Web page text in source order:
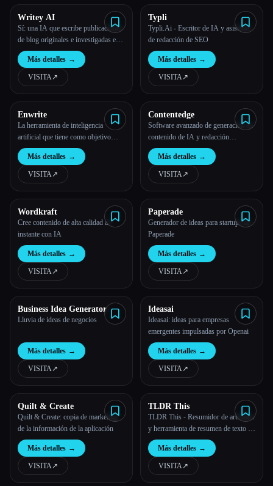
Writey AI
Sí: una IA que escribe publicaciones
de blog originales e investigadas en
minutos
Más detalles →
VISITA↗︎
Typli
Typli.Ai - Escritor de IA y asistente
de redacción de SEO
Más detalles →
VISITA↗︎
Enwrite
La herramienta de inteligencia
artificial que tiene como objetivo
ayudar a los escritores a ahorrar
tiempo, no a reemplazarlos.
Más detalles →
VISITA↗︎
Contentedge
Software avanzado de generación de
contenido de IA y redacción
publicitaria SEO
Más detalles →
VISITA↗︎
Wordkraft
Cree contenido de alta calidad al
instante con IA
Más detalles →
VISITA↗︎
Paperade
Generador de ideas para startups de
Paperade
Más detalles →
VISITA↗︎
Business Idea Generator
Lluvia de ideas de negocios
Más detalles →
VISITA↗︎
Ideasai
Ideasai: ideas para empresas
emergentes impulsadas por Openai
Más detalles →
VISITA↗︎
Quilt & Create
Quilt & Create: copia de marketing
de la información de la aplicación
Más detalles →
VISITA↗︎
TLDR This
TLDR This - Resumidor de artículos
y herramienta de resumen de texto en
línea
Más detalles →
VISITA↗︎